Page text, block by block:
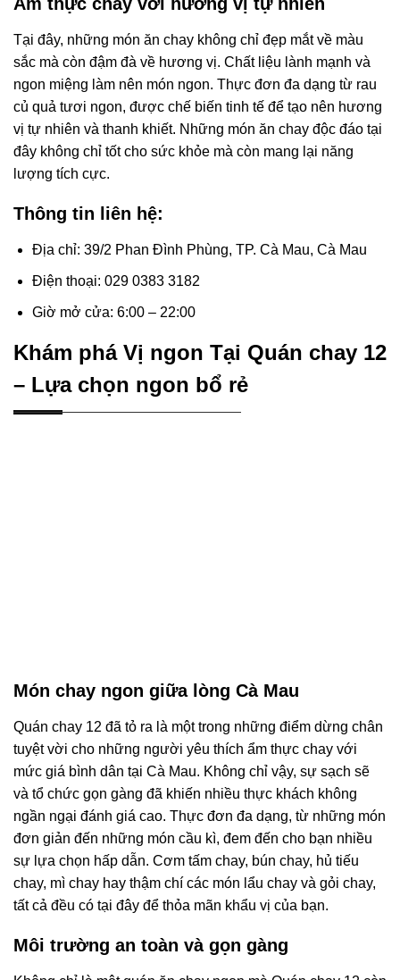
Ẩm thực chay với hương vị tự nhiên
Tại đây, những món ăn chay không chỉ đẹp mắt về màu
sắc mà còn đậm đà về hương vị. Chất liệu lành mạnh và
ngon miệng làm nên món ngon. Thực đơn đa dạng từ rau
củ quả tươi ngon, được chế biến tinh tế để tạo nên hương
vị tự nhiên và thanh khiết. Những món ăn chay độc đáo tại
đây không chỉ tốt cho sức khỏe mà còn mang lại năng
lượng tích cực.
Thông tin liên hệ:
Địa chỉ: 39/2 Phan Đình Phùng, TP. Cà Mau, Cà Mau
Điện thoại: 029 0383 3182
Giờ mở cửa: 6:00 – 22:00
Khám phá Vị ngon Tại Quán chay 12
– Lựa chọn ngon bổ rẻ
Món chay ngon giữa lòng Cà Mau
Quán chay 12 đã tỏ ra là một trong những điểm dừng chân
tuyệt vời cho những người yêu thích ẩm thực chay với
mức giá bình dân tại Cà Mau. Không chỉ vậy, sự sạch sẽ
và tổ chức gọn gàng đã khiến nhiều thực khách không
ngần ngại đánh giá cao. Thực đơn đa dạng, từ những món
đơn giản đến những món cầu kì, đem đến cho bạn nhiều
sự lựa chọn hấp dẫn. Cơm tấm chay, bún chay, hủ tiếu
chay, mì chay hay thậm chí các món lẩu chay và gỏi chay,
tất cả đều có tại đây để thỏa mãn khẩu vị của bạn.
Môi trường an toàn và gọn gàng